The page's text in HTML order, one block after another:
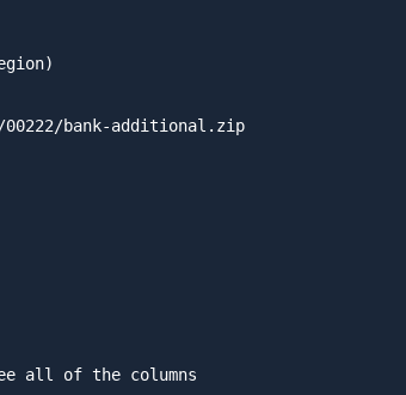
bank-additional.zip
all of the columns